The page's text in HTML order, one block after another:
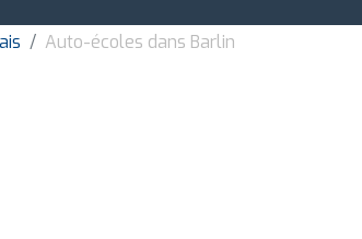
Auto-écoles dans Barlin